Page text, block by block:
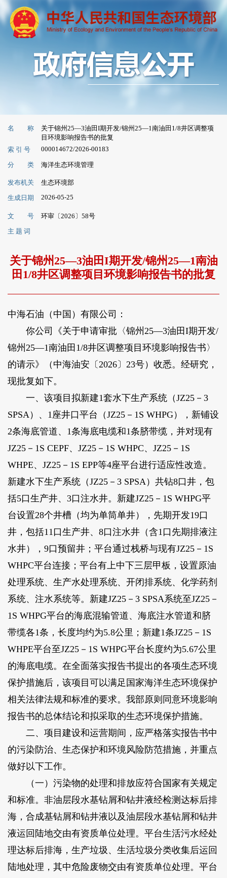
名 称
关于锦州25—3油田I期开发/锦州25—1南油田1/8井区调整项
目环境影响报告书的批复
索 引 号
000014672/2026-00183
分 类 海洋生态环境管理
发布机关
生态环境部
生成日期
2026-05-25
文 号
环审〔2026〕58号
主 题 词
关于锦州25—3油田I期开发/锦州25—1南油
田1/8井区调整项目环境影响报告书的批复
中海石油（中国）有限公司：
你公司《关于申请审批〈锦州25—3油田I期开发/
锦州25—1南油田1/8井区调整项目环境影响报告书〉
的请示》（中海油安〔2026〕23号）收悉。经研究，
现批复如下。
一、该项目拟新建1套水下生产系统（JZ25－3
SPSA）、1座井口平台（JZ25－1S WHPG），新铺设
2条海底管道、1条海底电缆和1条脐带缆，并对现有
JZ25－1S CEPF、JZ25－1S WHPC、JZ25－1S
WHPE、JZ25－1S EPP等4座平台进行适应性改造。
新建水下生产系统（JZ25－3 SPSA）共钻8口井，包
括5口生产井、3口注水井。新建JZ25－1S WHPG平
台设置28个井槽（均为单筒单井），先期开发19口
井，包括11口生产井、8口注水井（含1口先期排液注
水井），9口预留井；平台通过栈桥与现有JZ25－1S
WHPC平台连接；平台有上中下三层甲板，设置原油
处理系统、生产水处理系统、开闭排系统、化学药剂
系统、注水系统等。新建JZ25－3 SPSA系统至JZ25－
1S WHPG平台的海底混输管道、海底注水管道和脐
带缆各1条，长度均约为5.8公里；新建1条JZ25－1S
WHPE平台至JZ25－1S WHPG平台长度约为5.67公里
的海底电缆。在全面落实报告书提出的各项生态环境
保护措施后，该项目可以满足国家海洋生态环境保护
相关法律法规和标准的要求。我部原则同意环境影响
报告书的总体结论和拟采取的生态环境保护措施。
二、项目建设和运营期间，应严格落实报告书中
的污染防治、生态保护和环境风险防范措施，并重点
做好以下工作。
（一）污染物的处理和排放应符合国家有关规定
和标准。非油层段水基钻屑和钻井液经检测达标后排
海，合成基钻屑和钻井液以及油层段水基钻屑和钻井
液运回陆地交由有资质单位处理。平台生活污水经处
理达标后排海，生产垃圾、生活垃圾分类收集后运回
陆地处理，其中危险废物交由有资质单位处理。平台